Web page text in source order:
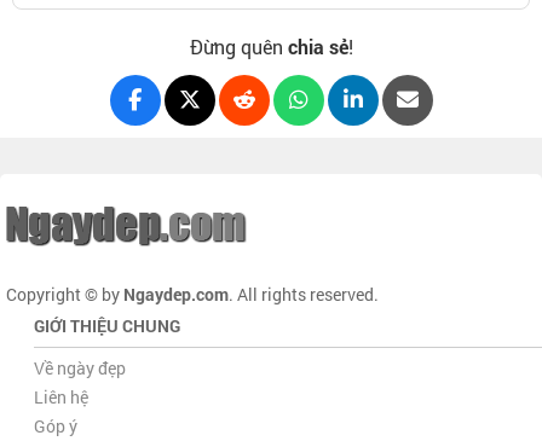
Đừng quên chia sẻ!
Copyright © by Ngaydep.com. All rights reserved.
GIỚI THIỆU CHUNG
Về ngày đẹp
Liên hệ
Góp ý